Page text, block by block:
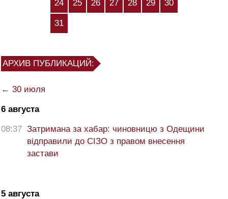
24 25 26 27 28 29 30
31
АРХИВ ПУБЛИКАЦИЙ:
← 30 июля
6 августа
08:37 Затримана за хабар: чиновницю з Одещини
відправили до СІЗО з правом внесення
застави
5 августа